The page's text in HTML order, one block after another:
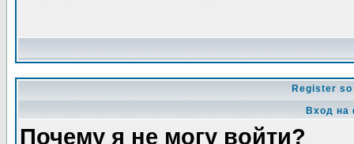
Register
Вход на
Почему я не могу войти?